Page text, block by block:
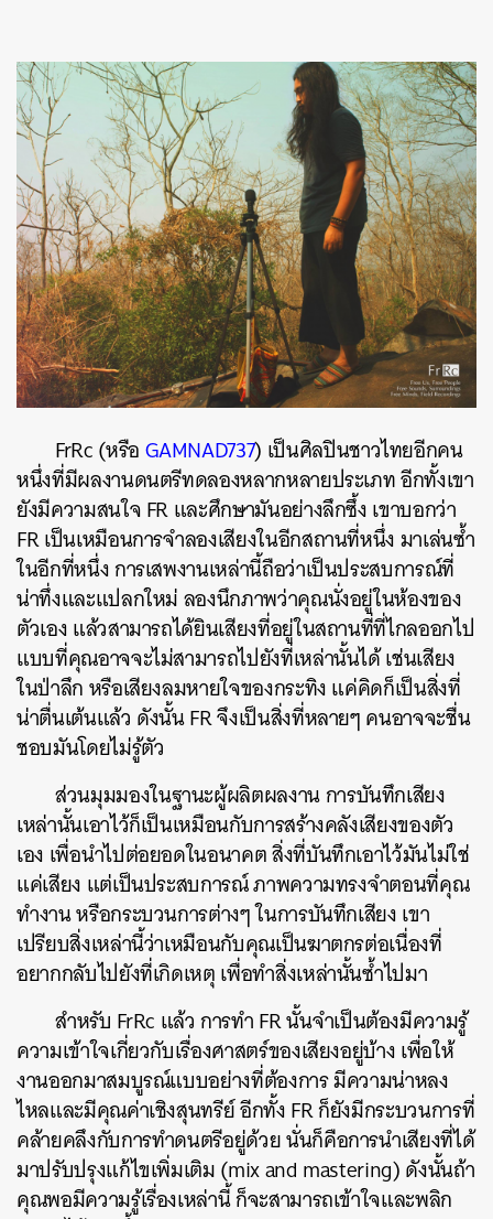
FrRc (หรือGAMNAD737) เป็นศิลปินชาวไทยอีกคน
หนึ่งที่มีผลงานดนตรีทดลองหลากหลายประเภท อีกทั้งเขา
ยังมีความสนใจ FR และศึกษามันอย่างลึกซึ้ง เขาบอกว่า
FR เป็นเหมือนการจำลองเสียงในอีกสถานที่หนึ่ง มาเล่นซ้ำ
ในอีกที่หนึ่ง การเสพงานเหล่านี้ถือว่าเป็นประสบการณ์ที่
น่าทึ่งและแปลกใหม่ ลองนึกภาพว่าคุณนั่งอยู่ในห้องของ
ตัวเอง แล้วสามารถได้ยินเสียงที่อยู่ในสถานที่ที่ไกลออกไป
แบบที่คุณอาจจะไม่สามารถไปยังที่เหล่านั้นได้ เช่นเสียง
ในป่าลึก หรือเสียงลมหายใจของกระทิง แค่คิดก็เป็นสิ่งที่
น่าตื่นเต้นแล้ว ดังนั้น FR จึงเป็นสิ่งที่หลายๆ คนอาจจะชื่น
ชอบมันโดยไม่รู้ตัว
ส่วนมุมมองในฐานะผู้ผลิตผลงาน การบันทึกเสียง
เหล่านั้นเอาไว้ก็เป็นเหมือนกับการสร้างคลังเสียงของตัว
เอง เพื่อนำไปต่อยอดในอนาคต สิ่งที่บันทึกเอาไว้มันไม่ใช่
แค่เสียง แต่เป็นประสบการณ์ ภาพความทรงจำตอนที่คุณ
ทำงาน หรือกระบวนการต่างๆ ในการบันทึกเสียง เขา
เปรียบสิ่งเหล่านี้ว่าเหมือนกับคุณเป็นฆาตกรต่อเนื่องที่
อยากกลับไปยังที่เกิดเหตุ เพื่อทำสิ่งเหล่านั้นซ้ำไปมา
สำหรับ FrRc แล้ว การทำ FR นั้นจำเป็นต้องมีความรู้
ความเข้าใจเกี่ยวกับเรื่องศาสตร์ของเสียงอยู่บ้าง เพื่อให้
งานออกมาสมบูรณ์แบบอย่างที่ต้องการ มีความน่าหลง
ไหลและมีคุณค่าเชิงสุนทรีย์ อีกทั้ง FR ก็ยังมีกระบวนการที่
คล้ายคลึงกับการทำดนตรีอยู่ด้วย นั่นก็คือการนำเสียงที่ได้
มาปรับปรุงแก้ไขเพิ่มเติม (mix and mastering) ดังนั้นถ้า
คุณพอมีความรู้เรื่องเหล่านี้ ก็จะสามารถเข้าใจและพลิก